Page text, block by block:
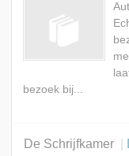
bezoek bij...
De Schrijfkamer